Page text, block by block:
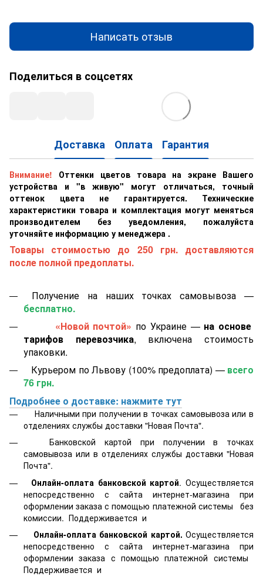
Написать отзыв
Поделиться в соцсетях
Доставка Оплата Гарантия
Внимание!
Оттенки цветов товара на экране Вашего
устройства и "в живую" могут отличаться, точный
оттенок цвета не гарантируется. Технические
характеристики товара и комплектация могут меняться
производителем без уведомления, пожалуйста
уточняйте информацию у менеджера .
Товары стоимостью до 250 грн. доставляются
после полной предоплаты.
Получение на наших точках самовывоза —
бесплатно.
«Новой почтой» по Украине — на основе
тарифов перевозчика, включена стоимость
упаковки.
Курьером по Львову (100% предоплата) — всего
76 грн.
Подробнее о доставке: нажмите тут
Наличными при получении в точках самовывоза или в
отделениях службы доставки "Новая Почта".
Банковской картой при получении в точках
самовывоза или в отделениях службы доставки "Новая
Почта".
Онлайн-оплата банковской картой. Осуществляется
непосредственно с сайта интернет-магазина при
оформлении заказа с помощью платежной системы
без
комиссии. Поддерживается и
Онлайн-оплата банковской картой. Осуществляется
непосредственно с сайта интернет-магазина при
оформлении заказа с помощью платежной системы
Поддерживается и